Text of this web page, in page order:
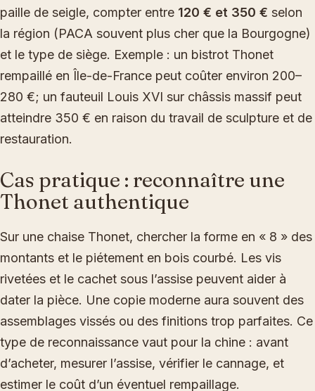
paille de seigle, compter entre 120 € et 350 € selon
la région (PACA souvent plus cher que la Bourgogne)
et le type de siège. Exemple : un bistrot Thonet
rempaillé en Île-de-France peut coûter environ 200–
280 €; un fauteuil Louis XVI sur châssis massif peut
atteindre 350 € en raison du travail de sculpture et de
restauration.
Cas pratique : reconnaître une
Thonet authentique
Sur une chaise Thonet, chercher la forme en « 8 » des
montants et le piétement en bois courbé. Les vis
rivetées et le cachet sous l’assise peuvent aider à
dater la pièce. Une copie moderne aura souvent des
assemblages vissés ou des finitions trop parfaites. Ce
type de reconnaissance vaut pour la chine : avant
d’acheter, mesurer l’assise, vérifier le cannage, et
estimer le coût d’un éventuel rempaillage.